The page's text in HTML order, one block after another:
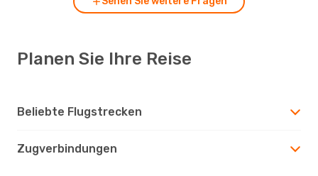
Planen Sie Ihre Reise
Beliebte Flugstrecken
Zugverbindungen